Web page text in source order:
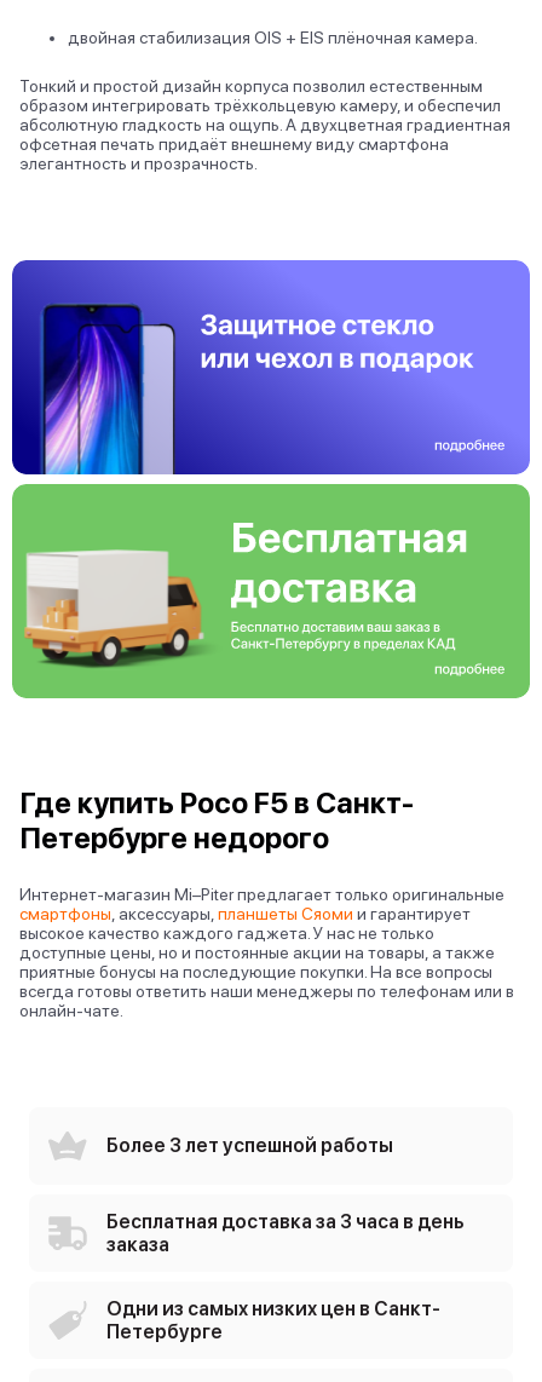
двойная стабилизация OIS + EIS плёночная камера.
Тонкий и простой дизайн корпуса позволил естественным
образом интегрировать трёхкольцевую камеру, и обеспечил
абсолютную гладкость на ощупь. А двухцветная градиентная
офсетная печать придаёт внешнему виду смартфона
элегантность и прозрачность.
Где купить Poco F5 в Санкт-
Петербурге недорого
Интернет-магазин Mi–Piter предлагает только оригинальные
смартфоны , аксессуары, планшеты Сяоми и гарантирует
высокое качество каждого гаджета. У нас не только
доступные цены, но и постоянные акции на товары, а также
приятные бонусы на последующие покупки. На все вопросы
всегда готовы ответить наши менеджеры по телефонам или в
онлайн-чате.
Более 3 лет успешной работы
Бесплатная доставка за 3 часа в день
заказа
Одни из самых низких цен в Санкт-
Петербурге